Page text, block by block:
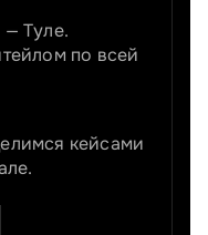
Туле.
по всей
кейсами